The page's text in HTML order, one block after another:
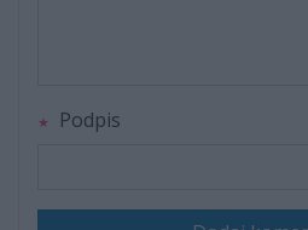
Podpis